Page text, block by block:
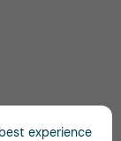
experience